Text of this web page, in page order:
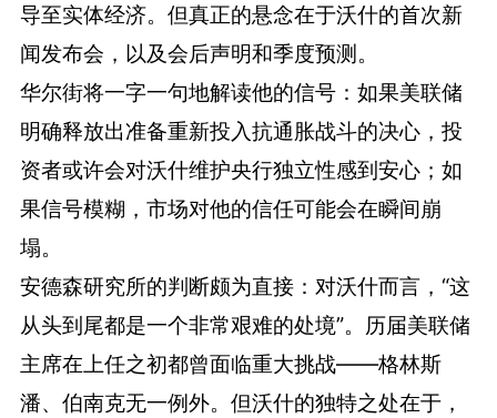
导至实体经济。但真正的悬念在于沃什的首次新
闻发布会，以及会后声明和季度预测。
华尔街将一字一句地解读他的信号：如果美联储
明确释放出准备重新投入抗通胀战斗的决心，投
资者或许会对沃什维护央行独立性感到安心；如
果信号模糊，市场对他的信任可能会在瞬间崩
塌。
安德森研究所的判断颇为直接：对沃什而言，“这
从头到尾都是一个非常艰难的处境”。历届美联储
主席在上任之初都曾面临重大挑战——格林斯
潘、伯南克无一例外。但沃什的独特之处在于，